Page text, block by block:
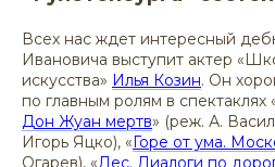
Всех нас ждет интересный
Ивановича выступит актер
искусства» Илья Козин. Он
по главным ролям в спектаклях
Дон Жуан мертв» (реж. А.
Игорь Яцко), «Горе от ума.
Огарев), «Лес. Диалоги по